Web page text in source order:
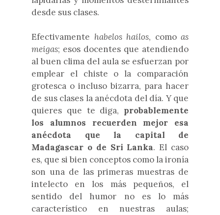
desde sus clases.
Efectivamente habelos hailos, comoas
meigas; esos docentes que atendiendo
al buen clima del aula se esfuerzan por
emplear el chiste o la comparación
grotesca o incluso bizarra, para hacer
de sus clases la anécdota del día. Y que
quieres que te diga, probablemente
los alumnos recuerden mejor esa
anécdota que la capital de
Madagascar o de Sri Lanka. El caso
es, que si bien conceptos como la ironía
son una de las primeras muestras de
intelecto en los más pequeños, el
sentido del humor no es lo más
característico en nuestras aulas;